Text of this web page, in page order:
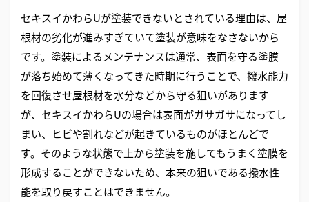
セキスイかわらUが塗装できないとされている理由は、屋
根材の劣化が進みすぎていて塗装が意味をなさないから
です。塗装によるメンテナンスは通常、表面を守る塗膜
が落ち始めて薄くなってきた時期に行うことで、撥水能力
を回復させ屋根材を水分などから守る狙いがあります
が、セキスイかわらUの場合は表面がガサガサになってし
まい、ヒビや割れなどが起きているものがほとんどで
す。そのような状態で上から塗装を施してもうまく塗膜を
形成することができないため、本来の狙いである撥水性
能を取り戻すことはできません。